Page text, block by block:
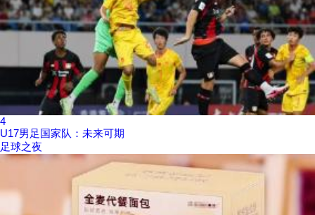
4
U17男足国家队：未来可期
足球之夜